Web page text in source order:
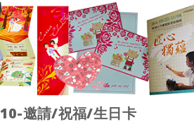
10-邀請/祝福/生日卡